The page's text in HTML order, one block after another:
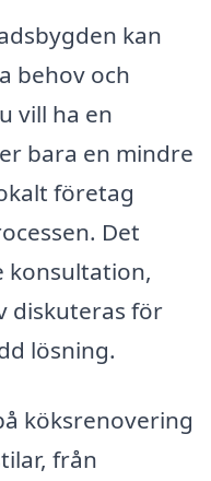
kan
behov och
vill ha en
bara en mindre
företag
Det
konsultation,
diskuteras för
lösning.
köksrenovering
från